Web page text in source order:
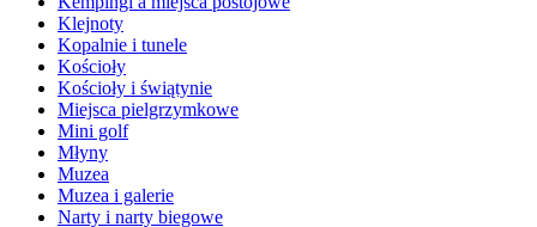
Klejnoty
Kopalnie i tunele
Kościoły
Kościoły i świątynie
Miejsca pielgrzymkowe
Mini golf
Młyny
Muzea
Muzea i galerie
Narty i narty biegowe